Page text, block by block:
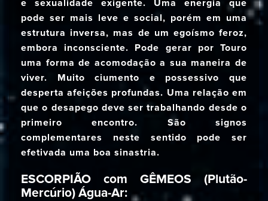
e sexualidade exigente. Uma energia que
pode ser mais leve e social, porém em uma
estrutura inversa, mas de um egoísmo feroz,
embora inconsciente. Pode gerar por Touro
uma forma de acomodação a sua maneira de
viver. Muito ciumento e possessivo que
desperta afeições profundas. Uma relação em
que o desapego deve ser trabalhando desde o
primeiro encontro. São signos
complementares neste sentido pode ser
efetivada uma boa sinastria.
ESCORPIÃO com GÊMEOS (Plutão-
Mercúrio) Água-Ar: